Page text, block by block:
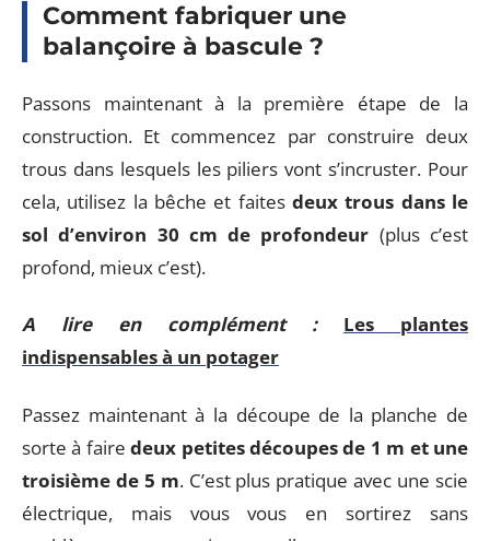
Comment fabriquer une
balançoire à bascule ?
Passons maintenant à la première étape de la
construction. Et commencez par construire deux
trous dans lesquels les piliers vont s’incruster. Pour
cela, utilisez la bêche et faites deux trous dans le
sol d’environ 30 cm de profondeur (plus c’est
profond, mieux c’est).
A lire en complément :
Les plantes
indispensables à un potager
Passez maintenant à la découpe de la planche de
sorte à fairedeux petites découpes de 1 m et une
troisième de 5 m. C’est plus pratique avec une scie
électrique, mais vous vous en sortirez sans